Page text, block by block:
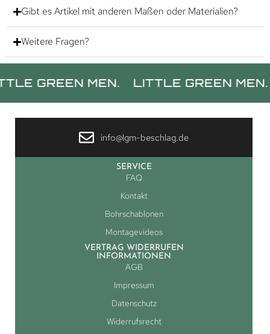
Gibt es Artikel mit anderen Maßen oder Materialien?
Weitere Fragen?
MEN. LITTLE GREEN MEN.
info@lgm-beschlag.de
SERVICE
FAQ
Kontakt
Bohrschablonen
Montagevideos
VERTRAG WIDERRUFEN
INFORMATIONEN
AGB
Impressum
Datenschutz
Widerrufsrecht